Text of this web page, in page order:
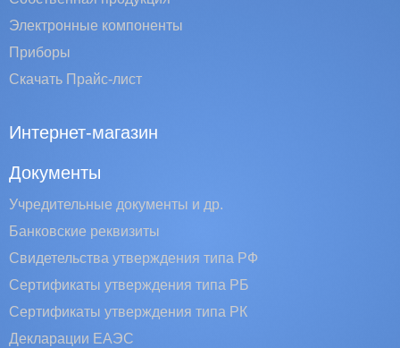
Электронные компоненты
Приборы
Скачать Прайс-лист
Интернет-магазин
Документы
Учредительные документы и др.
Банковские реквизиты
Свидетельства утверждения типа РФ
Сертификаты утверждения типа РБ
Сертификаты утверждения типа РК
Декларации ЕАЭС